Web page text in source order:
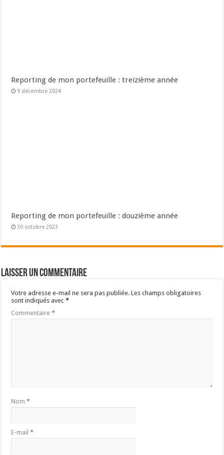
Reporting de mon portefeuille : treizième année
9 décembre 2024
Reporting de mon portefeuille : douzième année
30 octobre 2023
Laisser un commentaire
Votre adresse e-mail ne sera pas publiée. Les champs obligatoires
sont indiqués avec*
Commentaire*
Nom*
E-mail*